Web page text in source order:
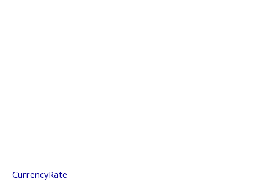
CurrencyRate